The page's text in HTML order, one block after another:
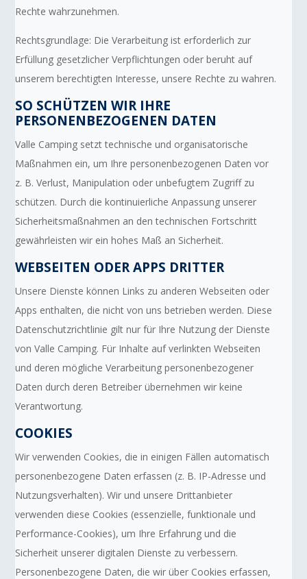
Rechte wahrzunehmen.
Rechtsgrundlage: Die Verarbeitung ist erforderlich zur
Erfüllung gesetzlicher Verpflichtungen oder beruht auf
unserem berechtigten Interesse, unsere Rechte zu wahren.
SO SCHÜTZEN WIR IHRE
PERSONENBEZOGENEN DATEN
Valle Camping setzt technische und organisatorische
Maßnahmen ein, um Ihre personenbezogenen Daten vor
z. B. Verlust, Manipulation oder unbefugtem Zugriff zu
schützen. Durch die kontinuierliche Anpassung unserer
Sicherheitsmaßnahmen an den technischen Fortschritt
gewährleisten wir ein hohes Maß an Sicherheit.
WEBSEITEN ODER APPS DRITTER
Unsere Dienste können Links zu anderen Webseiten oder
Apps enthalten, die nicht von uns betrieben werden. Diese
Datenschutzrichtlinie gilt nur für Ihre Nutzung der Dienste
von Valle Camping. Für Inhalte auf verlinkten Webseiten
und deren mögliche Verarbeitung personenbezogener
Daten durch deren Betreiber übernehmen wir keine
Verantwortung.
COOKIES
Wir verwenden Cookies, die in einigen Fällen automatisch
personenbezogene Daten erfassen (z. B. IP-Adresse und
Nutzungsverhalten). Wir und unsere Drittanbieter
verwenden diese Cookies (essenzielle, funktionale und
Performance-Cookies), um Ihre Erfahrung und die
Sicherheit unserer digitalen Dienste zu verbessern.
Personenbezogene Daten, die wir über Cookies erfassen,